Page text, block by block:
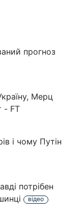
прогноз
Мерц
- FT
і чому Путін
потрібен
відео